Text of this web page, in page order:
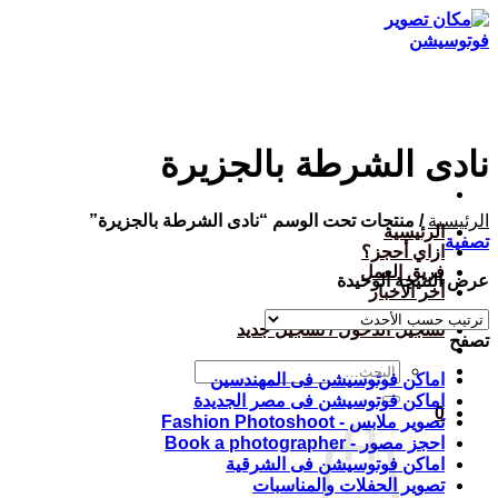
تخطي
للمحتوى
الرئيسية
ازاي أحجز؟
فريق العمل
أخر الاخبار
تسجيل الدخول / تسجيل جديد
البحث
عن:
0
نادى الشرطة بالجزيرة
الرئيسية / منتجات تحت الوسم “نادى الشرطة بالجزيرة”
تصفية
عرض النتيجة الوحيدة
تصفح
اماكن فوتوسيشن فى المهندسين
اماكن فوتوسيشن فى مصر الجديدة
تصوير ملابس - Fashion Photoshoot
احجز مصور - Book a photographer
اماكن فوتوسيشن فى الشرقية
تصوير الحفلات والمناسبات